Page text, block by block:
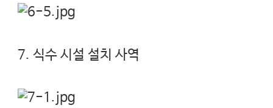
7. 식수 시설 설치 사역